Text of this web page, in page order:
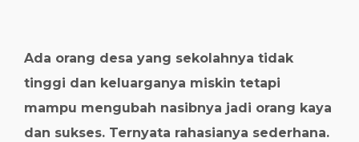
Ada orang desa yang sekolahnya tidak
tinggi dan keluarganya miskin tetapi
mampu mengubah nasibnya jadi orang kaya
dan sukses. Ternyata rahasianya sederhana.